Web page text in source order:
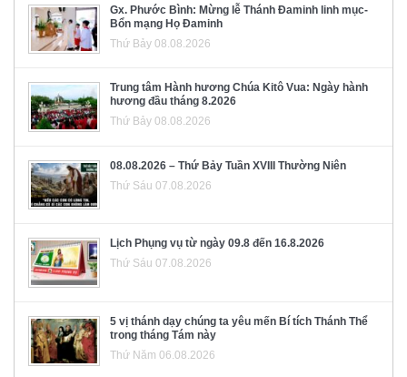
Gx. Phước Bình: Mừng lễ Thánh Đaminh linh mục-
Bổn mạng Họ Đaminh
Thứ Bảy 08.08.2026
Trung tâm Hành hương Chúa Kitô Vua: Ngày hành
hương đầu tháng 8.2026
Thứ Bảy 08.08.2026
08.08.2026 – Thứ Bảy Tuần XVIII Thường Niên
Thứ Sáu 07.08.2026
Lịch Phụng vụ từ ngày 09.8 đến 16.8.2026
Thứ Sáu 07.08.2026
5 vị thánh dạy chúng ta yêu mến Bí tích Thánh Thể
trong tháng Tám này
Thứ Năm 06.08.2026